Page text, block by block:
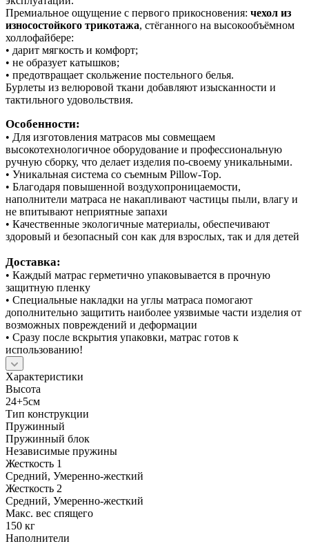
Премиальное ощущение с первого прикосновения: чехол из
износостойкого трикотажа, стёганного на высокообъёмном
холлофайбере:
• дарит мягкость и комфорт;
• не образует катышков;
• предотвращает скольжение постельного белья.
Бурлеты из велюровой ткани добавляют изысканности и
тактильного удовольствия.
Особенности:
• Для изготовления матрасов мы совмещаем
высокотехнологичное оборудование и профессиональную
ручную сборку, что делает изделия по-своему уникальными.
• Уникальная система со съемным Pillow-Top.
• Благодаря повышенной воздухопроницаемости,
наполнители матраса не накапливают частицы пыли, влагу и
не впитывают неприятные запахи
• Качественные экологичные материалы, обеспечивают
здоровый и безопасный сон как для взрослых, так и для детей
Доставка:
• Каждый матрас герметично упаковывается в прочную
защитную пленку
• Специальные накладки на углы матраса помогают
дополнительно защитить наиболее уязвимые части изделия от
возможных повреждений и деформации
• Сразу после вскрытия упаковки, матрас готов к
использованию!
Характеристики
Высота
24+5см
Тип конструкции
Пружинный
Пружинный блок
Независимые пружины
Жесткость 1
Средний, Умеренно-жесткий
Жесткость 2
Средний, Умеренно-жесткий
Макс. вес спящего
150 кг
Наполнители